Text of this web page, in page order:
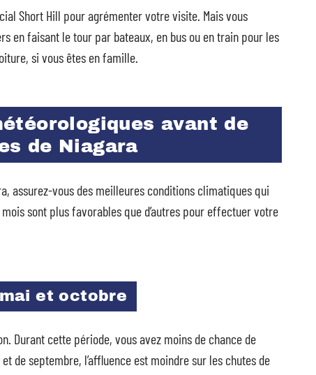
Short Hill pour agrémenter votre visite. Mais vous
en faisant le tour par bateaux, en bus ou en train pour les
si vous êtes en famille.
avant de
de Niagara
assurez-vous des meilleures conditions climatiques qui
sont plus favorables que d’autres pour effectuer votre
et octobre
Durant cette période, vous avez moins de chance de
de septembre, l’affluence est moindre sur les chutes de